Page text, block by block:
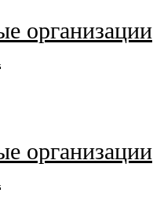
организации
организации